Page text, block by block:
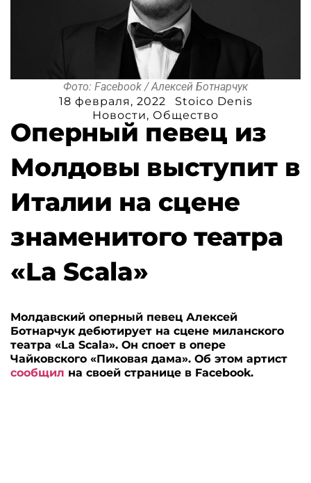
Фото: Facebook / Алексей Ботнарчук
18 февраля, 2022
Stoico Denis
Новости, Общество
Оперный певец из
Молдовы выступит в
Италии на сцене
знаменитого театра
«La Scala»
Молдавский оперный певец Алексей
Ботнарчук дебютирует на сцене миланского
театра «La Scala». Он споет в опере
Чайковского «Пиковая дама». Об этом артист
сообщил на своей странице в Facebook.